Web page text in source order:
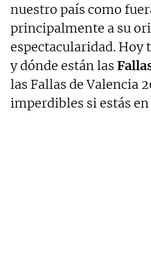
nuestro país como
principalmente a su
espectacularidad. Hoy
y dónde están las
las Fallas de Valencia
imperdibles si estás